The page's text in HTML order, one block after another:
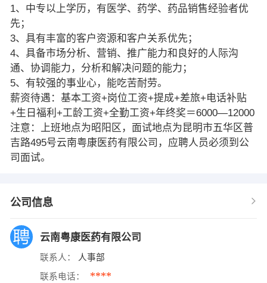
1、中专以上学历，有医学、药学、药品销售经验者优
先；
3、具有丰富的客户资源和客户关系优先；
4、具备市场分析、营销、推广能力和良好的人际沟
通、协调能力，分析和解决问题的能力；
5、有较强的事业心，能吃苦耐劳。
薪资待遇：基本工资+岗位工资+提成+差旅+电话补贴
+生日福利+工龄工资+全勤工资+年终奖＝6000—12000
注意：上班地点为昭阳区，面试地点为昆明市五华区普
吉路495号云南粤康医药有限公司，应聘人员必须到公
司面试。
公司信息
云南粤康医药有限公司
联系人： 人事部
联系电话： ****